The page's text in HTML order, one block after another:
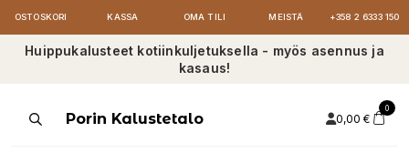
OSTOSKORI KASSA OMA TILI MEISTÄ +358 2 6333 150
Huippukalusteet kotiinkuljetuksella - myös asennus ja
kasaus!
ProductsPorin Kalustetalo 0,00 €
0